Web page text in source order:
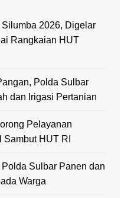
2026, Digelar
Rangkaian HUT
Polda Sulbar
dan Irigasi Pertanian
Pelayanan
HUT RI
Sulbar Panen dan
Warga